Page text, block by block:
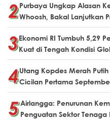
Purbaya Ungkap Alasan
Whoosh, Bakal Lanjutkan
Ekonomi RI Tumbuh 5,29
Kuat di Tengah Kondisi
Utang Kopdes Merah Putih
Cicilan Pertama
Airlangga: Penurunan
Penguatan Sektor Tenaga